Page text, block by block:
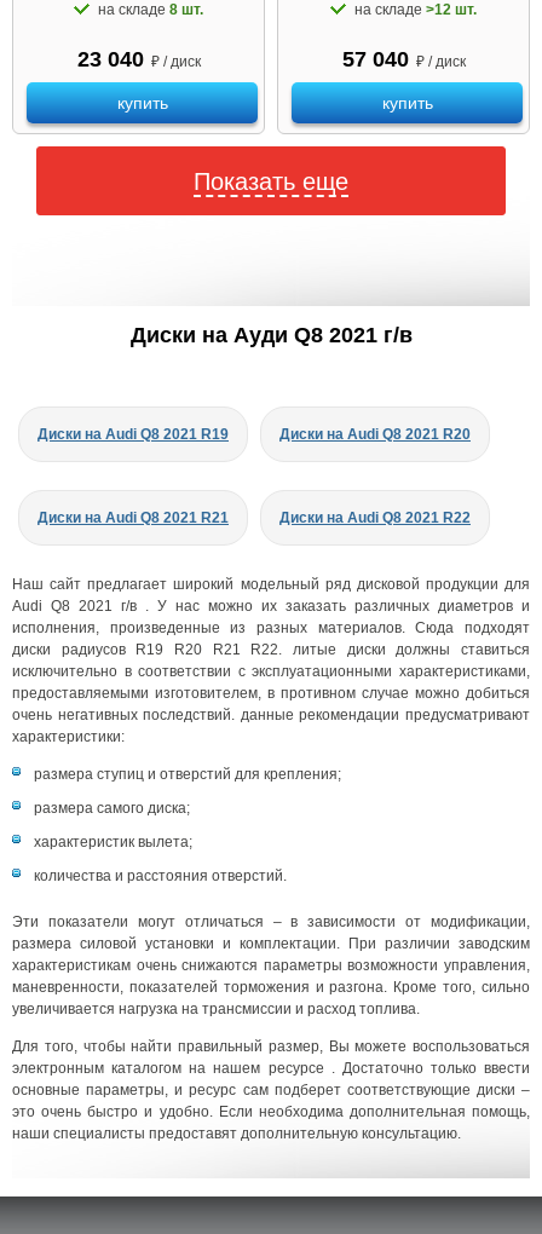
на складе 8 шт.
23 040 ₽ / диск
купить
на складе >12 шт.
57 040 ₽ / диск
купить
Показать еще
Диски на Ауди Q8 2021 г/в
Диски на Audi Q8 2021 R19 Диски на Audi Q8 2021 R20
Диски на Audi Q8 2021 R21 Диски на Audi Q8 2021 R22
Наш сайт предлагает широкий модельный ряд дисковой продукции для
Audi Q8 2021 г/в . У нас можно их заказать различных диаметров и
исполнения, произведенные из разных материалов. Сюда подходят
диски радиусов R19 R20 R21 R22. литые диски должны ставиться
исключительно в соответствии с эксплуатационными характеристиками,
предоставляемыми изготовителем, в противном случае можно добиться
очень негативных последствий. данные рекомендации предусматривают
характеристики:
размера ступиц и отверстий для крепления;
размера самого диска;
характеристик вылета;
количества и расстояния отверстий.
Эти показатели могут отличаться – в зависимости от модификации,
размера силовой установки и комплектации. При различии заводским
характеристикам очень снижаются параметры возможности управления,
маневренности, показателей торможения и разгона. Кроме того, сильно
увеличивается нагрузка на трансмиссии и расход топлива.
Для того, чтобы найти правильный размер, Вы можете воспользоваться
электронным каталогом на нашем ресурсе . Достаточно только ввести
основные параметры, и ресурс сам подберет соответствующие диски –
это очень быстро и удобно. Если необходима дополнительная помощь,
наши специалисты предоставят дополнительную консультацию.